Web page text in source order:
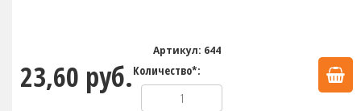
Артикул: 644
23,60 руб.Количество*: